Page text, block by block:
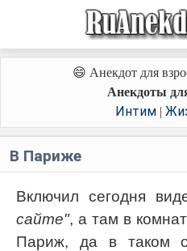
😄 Анекдот для
Анекдоты
Интим|
В Париже
Включил сегодня
сайте", а там в
Париж, да в таком